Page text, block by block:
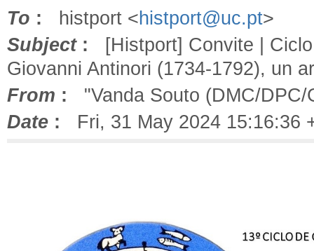
To : histport <histport@uc.pt>
Subject: [Histport] Convite |
Giovanni Antinori (1734-1792), un
From : "Vanda Souto (DMC/DPC/
Date : Fri, 31 May 2024 15:16:36